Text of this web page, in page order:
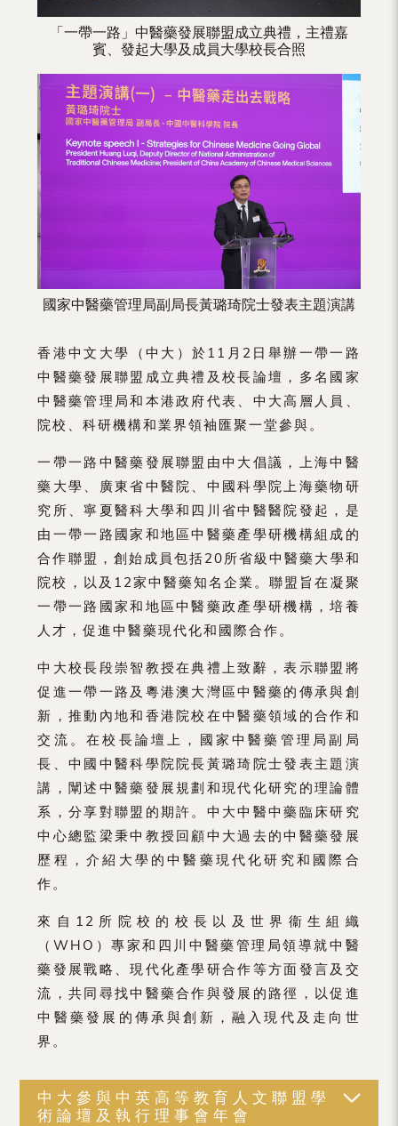
「一帶一路」中醫藥發展聯盟成立典禮，主禮嘉
賓、發起大學及成員大學校長合照
國家中醫藥管理局副局長黃璐琦院士發表主題演講
香港中文大學（中大）於11月2日舉辦一帶一路
中醫藥發展聯盟成立典禮及校長論壇，多名國家
中醫藥管理局和本港政府代表、中大高層人員、
院校、科研機構和業界領袖匯聚一堂參與。
一帶一路中醫藥發展聯盟由中大倡議，上海中醫
藥大學、廣東省中醫院、中國科學院上海藥物研
究所、寧夏醫科大學和四川省中醫醫院發起，是
由一帶一路國家和地區中醫藥產學研機構組成的
合作聯盟，創始成員包括20所省級中醫藥大學和
院校，以及12家中醫藥知名企業。聯盟旨在凝聚
一帶一路國家和地區中醫藥政產學研機構，培養
人才，促進中醫藥現代化和國際合作。
中大校長段崇智教授在典禮上致辭，表示聯盟將
促進一帶一路及粵港澳大灣區中醫藥的傳承與創
新，推動內地和香港院校在中醫藥領域的合作和
交流。在校長論壇上，國家中醫藥管理局副局
長、中國中醫科學院院長黃璐琦院士發表主題演
講，闡述中醫藥發展規劃和現代化研究的理論體
系，分享對聯盟的期許。中大中醫中藥臨床研究
中心總監梁秉中教授回顧中大過去的中醫藥發展
歷程，介紹大學的中醫藥現代化研究和國際合
作。
來自12所院校的校長以及世界衞生組織
（WHO）專家和四川中醫藥管理局領導就中醫
藥發展戰略、現代化產學研合作等方面發言及交
流，共同尋找中醫藥合作與發展的路徑，以促進
中醫藥發展的傳承與創新，融入現代及走向世
界。
中大參與中英高等教育人文聯盟學
術論壇及執行理事會年會